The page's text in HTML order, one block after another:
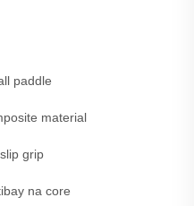
paddle
material
grip
na core